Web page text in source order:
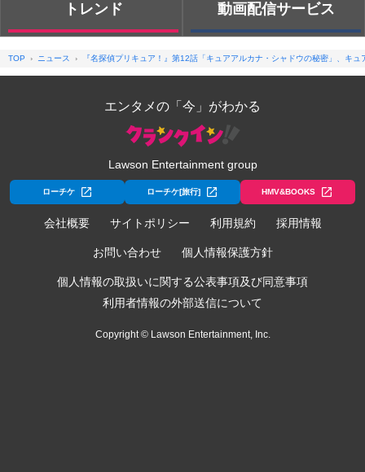
トレンド 動画配信サービス
TOP ニュース 『名探偵プリキュア！』第12話「キュアアルカナ・シャドウの秘密」、キ
エンタメの「今」がわかる
Lawson Entertainment group
ローチケ ローチケ[旅行] HMV&BOOKS
会社概要 サイトポリシー 利用規約 採用情報
お問い合わせ 個人情報保護方針
個人情報の取扱いに関する公表事項及び同意事項
利用者情報の外部送信について
Copyright © Lawson Entertainment, Inc.